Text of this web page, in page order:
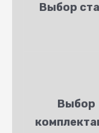
Выбор
Выбор